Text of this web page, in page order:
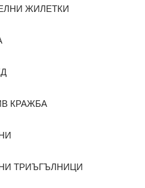
ЖИЛЕТКИ
КРАЖБА
ТРИЪГЪЛНИЦИ